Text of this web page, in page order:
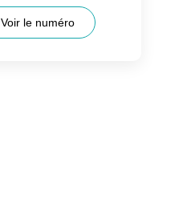
Voir le numéro